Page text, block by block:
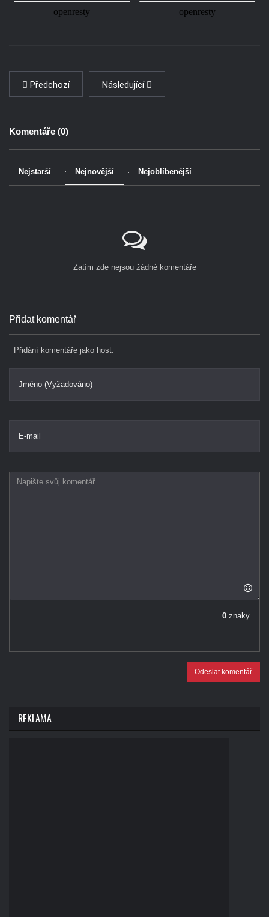
Předchozí Následující
Komentáře (0)
Nejstarší Nejnovější Nejoblíbenější
Zatím zde nejsou žádné komentáře
Přidat komentář
Přidání komentáře jako host.
Jméno (Vyžadováno)
E-mail
0 znaky
Odeslat komentář
REKLAMA